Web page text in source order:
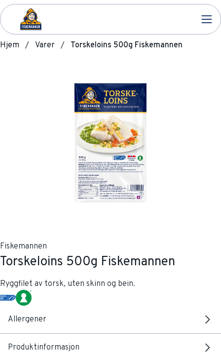
Hjem Varer Torskeloins 500g Fiskemannen
Fiskemannen
Torskeloins 500g Fiskemannen
Ryggfilet av torsk, uten skinn og bein.
Allergener
Produktinformasjon